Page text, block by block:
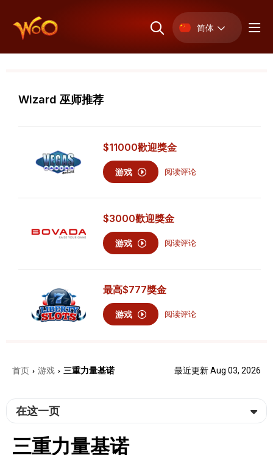
简体
Wizard 巫师推荐
$11000歡迎獎金
游戏 阅读评论
$3000歡迎獎金
游戏 阅读评论
最高$777獎金
游戏 阅读评论
首页 › 游戏 › 三重力量基诺 最近更新 Aug 03, 2026
在这一页
三重力量基诺